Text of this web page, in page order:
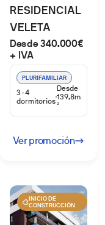
RESIDENCIAL
VELETA
PALMAS
ALTAS
Desde 340.000€
+ IVA
PLURIFAMILIAR
3-4
dormitorios
Desde
139,8m
2
Ver promoción
INICIO DE
CONSTRUCCIÓN